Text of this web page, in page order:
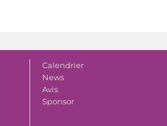
Calendrier
News
Avis
Sponsor